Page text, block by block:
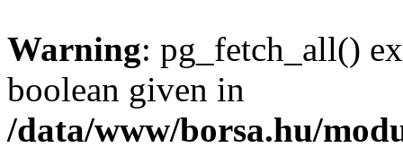
Warning: pg_fetch_all()
boolean given in
/data/www/borsa.hu/